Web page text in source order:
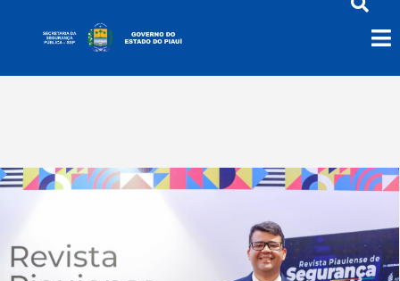
Chico Lucas